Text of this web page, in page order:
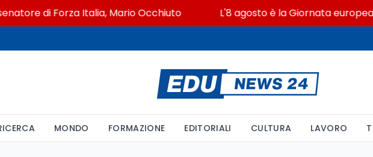
di Forza Italia, Mario Occhiuto L'8 agosto è la Giornata europea in
MONDO FORMAZIONE EDITORIALI CULTURA LAVORO